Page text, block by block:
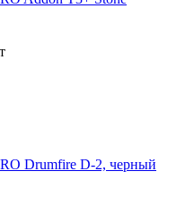
Drumfire D-2, черный